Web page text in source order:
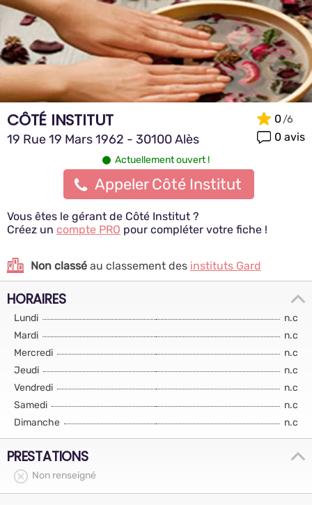
CÔTÉ INSTITUT
19 Rue 19 Mars 1962 - 30100 Alès
0
0 avis
Actuellement ouvert !
Appeler Côté Institut
Vous êtes le gérant de Côté Institut ?
Créez un compte PRO pour compléter votre fiche !
Non classé au classement des instituts Gard
HORAIRES
Lundi
n.c
Mardi
n.c
Mercredi
n.c
Jeudi
n.c
Vendredi
n.c
Samedi
n.c
Dimanche
n.c
PRESTATIONS
Non renseigné